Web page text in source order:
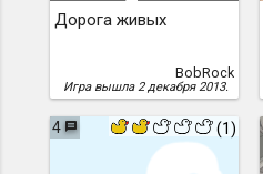
Дорога живых
BobRock
Игра вышла 2 декабря 2013.
4 (1)